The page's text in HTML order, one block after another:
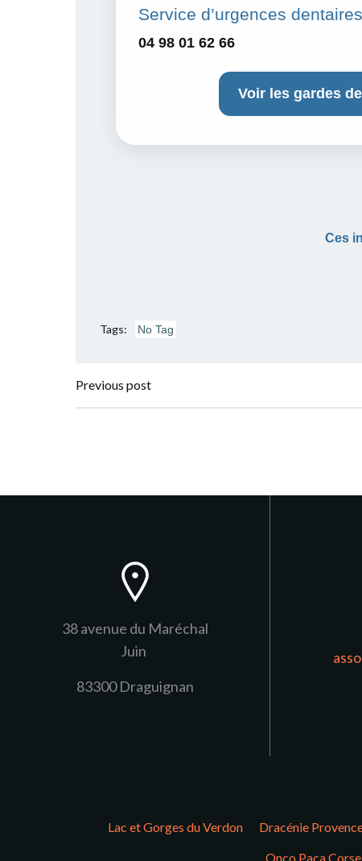
Service d’urgences dentaires
04 98 01 62 66
Voir les gardes
Ces
Tags: No Tag
Post
Previous post
38 avenue du Maréchal
Juin
83300 Draguignan
Lac et Gorges du Verdon Dracénie
Onco Paca Corse